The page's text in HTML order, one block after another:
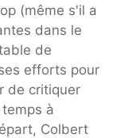
(même s'il a
dans le
de
efforts pour
de critiquer
à
Colbert